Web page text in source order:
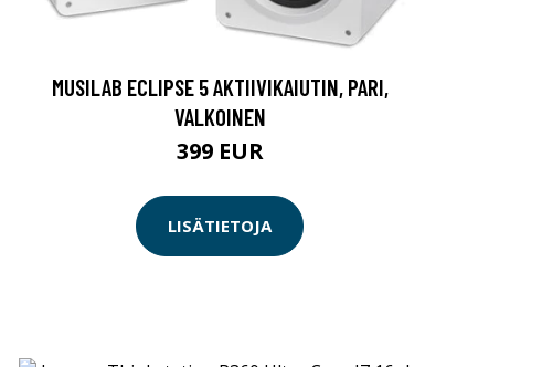
MUSILAB ECLIPSE 5 AKTIIVIKAIUTIN, PARI,
VALKOINEN
399 EUR
LISÄTIETOJA